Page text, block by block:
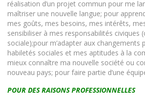
réalisation d’un projet commun pour me
maîtriser une nouvelle langue; pour
mes goûts, mes besoins, mes intérêts,
sensibiliser à mes responsabilités civiques
sociale);pour m’adapter aux changements
habiletés sociales et mes aptitudes à la
mieux connaître ma nouvelle société ou
nouveau pays; pour faire partie d’une
POUR DES RAISONS PROFESSIONNELLES